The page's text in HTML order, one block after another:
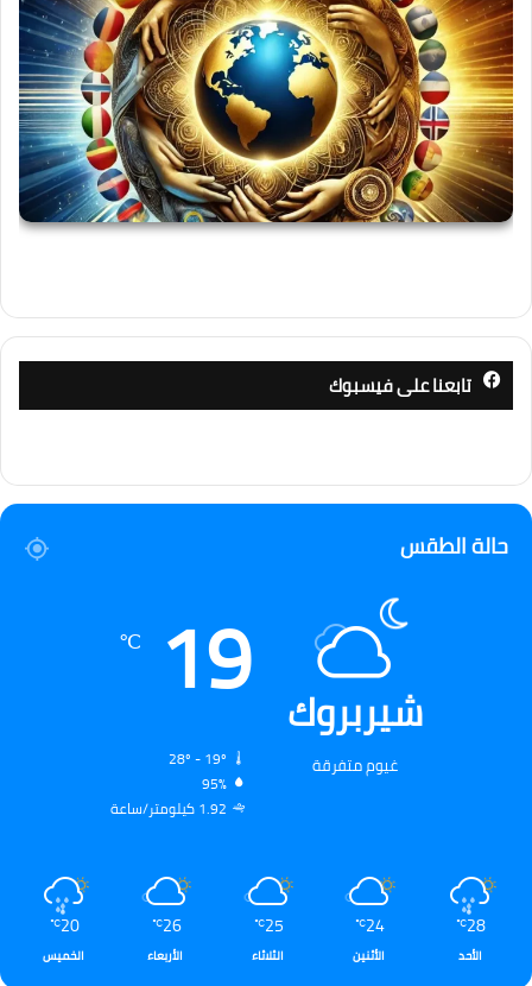
تابعنا على فيسبوك
حالة الطقس
شيربروك
غيوم متفرقة
19
℃
95%
1.92 كيلومتر/ساعة
28
℃
الأحد
24
℃
الأثنين
25
℃
الثلاثاء
26
℃
الأربعاء
20
℃
الخميس